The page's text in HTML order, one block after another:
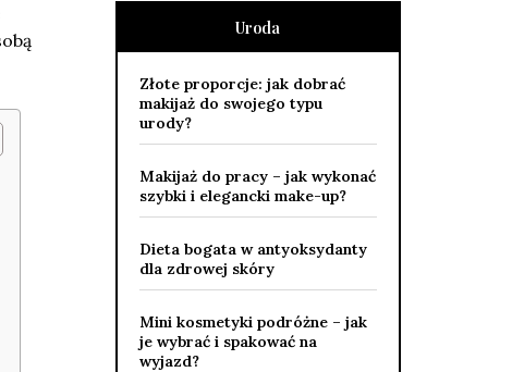
Uroda
Złote proporcje: jak dobrać
makijaż do swojego typu
urody?
Makijaż do pracy – jak wykonać
szybki i elegancki make-up?
Dieta bogata w antyoksydanty
dla zdrowej skóry
Mini kosmetyki podróżne – jak
je wybrać i spakować na
wyjazd?